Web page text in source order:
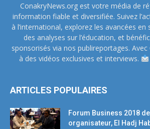
ConakryNews.org est votre média de
information fiable et diversifiée. Suivez
à l’international, explorez les avancées en
des analyses sur l’éducation, et
sponsorisés via nos publireportages. Avec
à des vidéos exclusives et interviews.
ARTICLES POPULAIRES
Forum Business 2018
organisateur, El Hadj